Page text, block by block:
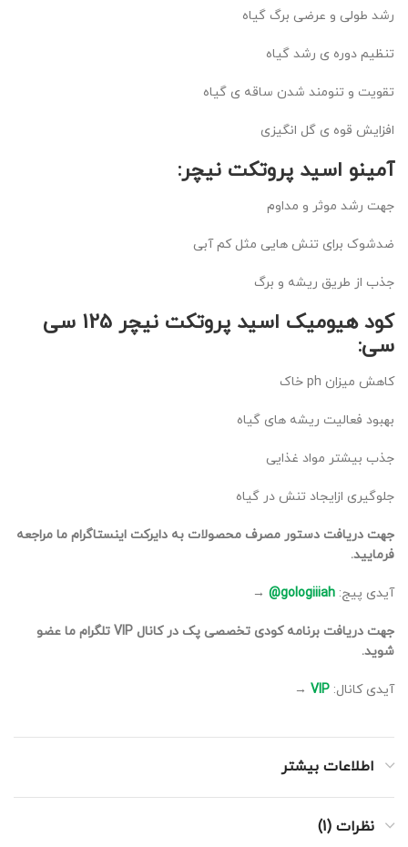
رشد طولی و عرضی برگ گیاه
تنظیم دوره ی رشد گیاه
تقویت و تنومند شدن ساقه ی گیاه
افزایش قوه ی گل انگیزی
آمینو اسید پروتکت نیچر:
جهت رشد موثر و مداوم
ضدشوک برای تنش هایی مثل کم آبی
جذب از طریق ریشه و برگ
کود هیومیک اسید پروتکت نیچر 125 سی
سی:
کاهش میزان ph خاک
بهبود فعالیت ریشه های گیاه
جذب بیشتر مواد غذایی
جلوگیری ازایجاد تنش در گیاه
جهت دریافت دستور مصرف محصولات به دایرکت اینستاگرام ما مراجعه
فرمایید.
آیدی پیج: gologiiiah@
→
جهت دریافت برنامه کودی تخصصی پک در کانال VIP تلگرام ما عضو
شوید.
آیدی کانال: VIP
→
اطلاعات بیشتر
نظرات (1)